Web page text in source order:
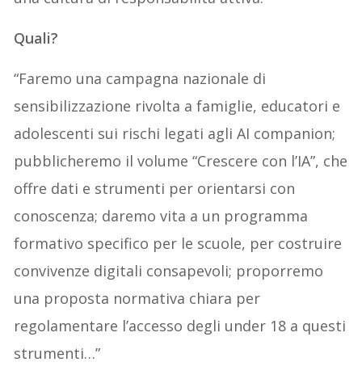
Quali?
“Faremo una campagna nazionale di
sensibilizzazione rivolta a famiglie, educatori e
adolescenti sui rischi legati agli AI companion;
pubblicheremo il volume “Crescere con l’IA”, che
offre dati e strumenti per orientarsi con
conoscenza; daremo vita a un programma
formativo specifico per le scuole, per costruire
convivenze digitali consapevoli; proporremo
una proposta normativa chiara per
regolamentare l’accesso degli under 18 a questi
strumenti…”